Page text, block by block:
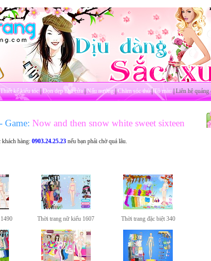
Thiết kế kiểu tóc|Dọn dẹp nhà cửa|Nấu nướng|Chăm sóc thú|Tô màu|Liên hệ quảng
- Game: Now and then snow white sweet sixteen
khách hàng: 0903.24.25.23nếu bạn phải chờ quá lâu.
Thời trang nữ kiểu 1607 Thời trang đặc biệt 340